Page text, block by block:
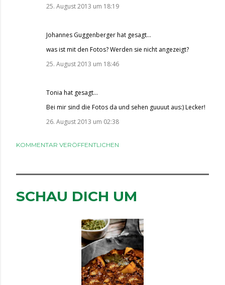
25. August 2013 um 18:19
Johannes Guggenbergerhat gesagt…
was ist mit den Fotos? Werden sie nicht angezeigt?
25. August 2013 um 18:46
Tonia hat gesagt…
Bei mir sind die Fotos da und sehen guuuut aus:) Lecker!
26. August 2013 um 02:38
KOMMENTAR VERÖFFENTLICHEN
SCHAU DICH UM